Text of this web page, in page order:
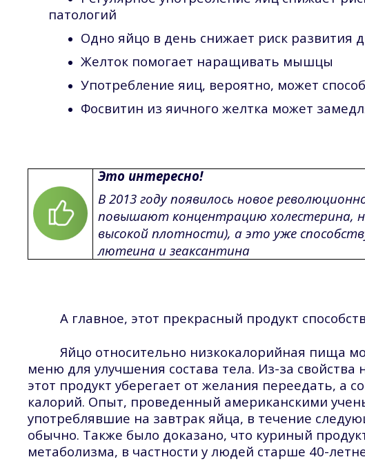
патологий
Одно яйцо в день снижает риск развития
Желток помогает наращивать мышцы
Употребление яиц, вероятно, может
Фосвитин из яичного желтка может
Это интересно!
В 2013 году появилось новое
повышают концентрацию холестерина,
высокой плотности), а это уже
лютеина и зеаксантина
А главное, этот прекрасный продукт
Яйцо относительно низкокалорийная пища
меню для улучшения состава тела. Из-за свойства
этот продукт уберегает от желания переедать, а
калорий. Опыт, проведенный американскими
употреблявшие на завтрак яйца, в течение
обычно. Также было доказано, что куриный
метаболизма, в частности у людей старше 40-